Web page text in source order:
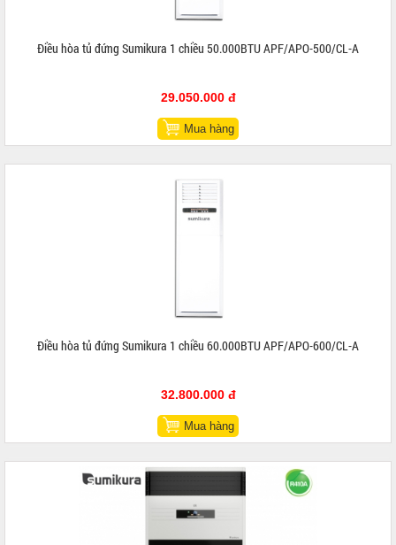
Điều hòa tủ đứng Sumikura 1 chiều 50.000BTU APF/APO-500/CL-A
29.050.000 đ
Mua hàng
Điều hòa tủ đứng Sumikura 1 chiều 60.000BTU APF/APO-600/CL-A
32.800.000 đ
Mua hàng